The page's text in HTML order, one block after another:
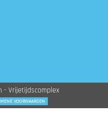
- Vrijetijdscomplex
VOORWAARDEN